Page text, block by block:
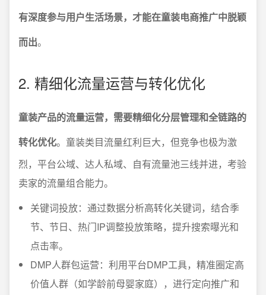
有深度参与用户生活场景，才能在童装电商推广中脱颖
而出。
2. 精细化流量运营与转化优化
童装产品的流量运营，需要精细化分层管理和全链路的
转化优化。童装类目流量红利巨大，但竞争也极为激
烈，平台公域、达人私域、自有流量池三线并进，考验
卖家的流量组合能力。
关键词投放：通过数据分析高转化关键词，结合季
节、节日、热门IP调整投放策略，提升搜索曝光和
点击率。
DMP人群包运营：利用平台DMP工具，精准圈定高
价值人群（如学龄前母婴家庭），进行定向推广和